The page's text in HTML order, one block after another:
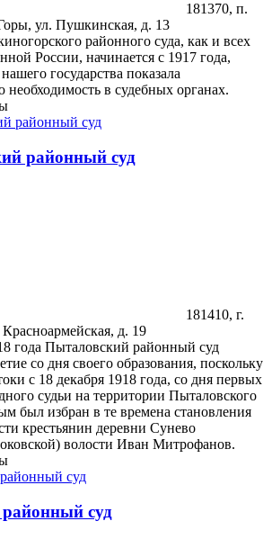
181370, п.
ул. Пушкинская, д. 13
районного суда, как и всех
России, начинается с 1917 года,
государства показала
необходимость в судебных органах.
районный суд
181410, г.
д. 19
года Пыталовский районный суд
со дня своего образования, поскольку
с 18 декабря 1918 года, со дня первых
судьи на территории Пыталовского
был избран в те времена становления
крестьянин деревни Сунево
волости Иван Митрофанов.
суд